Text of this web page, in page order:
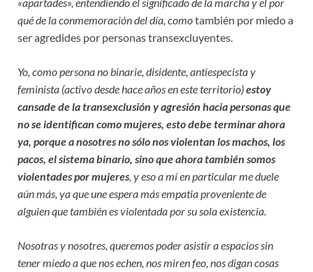
qué de la conmemoración del día, comotambién por miedo a
ser agredides por personas transexcluyentes.
Yo, como persona no binarie, disidente, antiespecista y
feminista (activo desde hace años en este territorio)estoy
cansade de la transexclusión y agresión hacia personas que
no se identifican como mujeres, esto debe terminar ahora
ya, porque a nosotres no sólo nos violentan los machos, los
pacos, el sistema binario, sino que ahora también somos
violentades por mujeres , y eso a mí en particular me duele
aún más, ya que une espera más empatia proveniente de
alguien que también es violentada por su sola existencia.
Nosotras y nosotres, queremos poder asistir a espacios sin
tener miedo a que nos echen, nos miren feo, nos digan cosas